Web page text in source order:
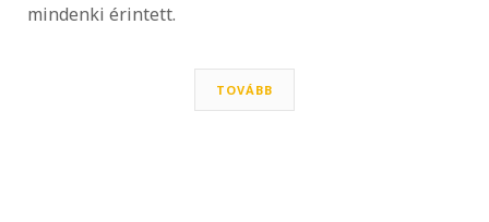
mindenki érintett.
TOVÁBB